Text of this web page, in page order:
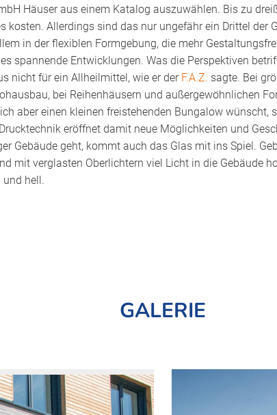
Häuser aus einem Katalog auszuwählen. Bis zu
kosten. Allerdings sind das nur ungefähr ein Drittel der
in der flexiblen Formgebung, die mehr
spannende Entwicklungen. Was die Perspektiven
nicht für ein Allheilmittel, wie er der F.A.Z. sagte. Bei
bei Reihenhäusern und außergewöhnlichen
aber einen kleinen freistehenden Bungalow wünscht,
eröffnet damit neue Möglichkeiten und
Gebäude geht, kommt auch das Glas mit ins Spiel.
mit verglasten Oberlichtern viel Licht in die Gebäude
und hell.
GALERIE